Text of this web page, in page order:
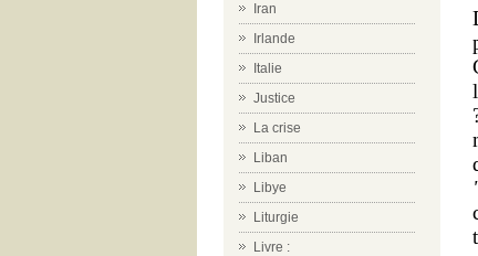
Iran
Irlande
Italie
Justice
La crise
Liban
Libye
Liturgie
Livre :